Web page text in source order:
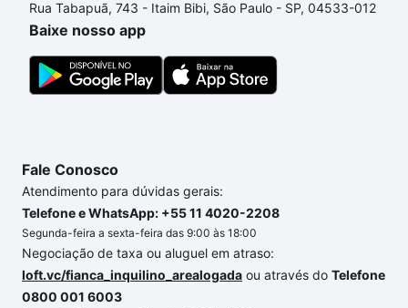
comprar um apartamento e conte com a gente para
comprar o imóvel dos seus sonhos com segurança e
conforto. Loft, com você até as chaves.
Rua Tabapuã, 743 - Itaim Bibi, São Paulo - SP, 04533-012
Baixe nosso app
Fale Conosco
Atendimento para dúvidas gerais:
Telefone e WhatsApp: +55 11 4020-2208
Segunda-feira a sexta-feira das 9:00 às 18:00
Negociação de taxa ou aluguel em atraso:
loft.vc/fianca_inquilino_arealogada ou através do Telefone
0800 001 6003